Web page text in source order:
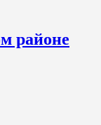
районе